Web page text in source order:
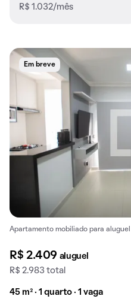
R$ 1.032/mês
Em breve
Apartamento mobiliado para aluguel
R$ 2.409 aluguel
R$ 2.983 total
45 m² · 1 quarto · 1 vaga